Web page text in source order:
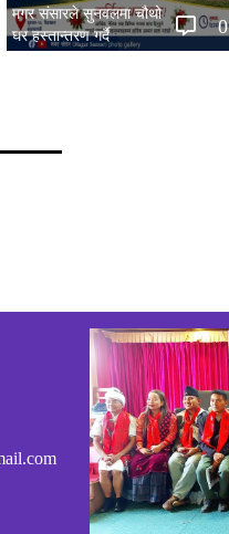
0
मगर संसारले सुनवलमा चौथो
घर हस्तान्तरण गर्दै